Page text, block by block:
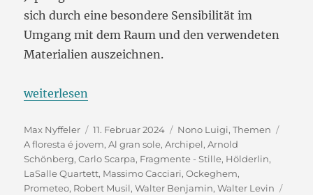
sich durch eine besondere Sensibilität im
Umgang mit dem Raum und den verwendeten
Materialien auszeichnen.
„Zum Spätwerk von Luigi Nono:
weiterlesen
Autor
Max Nyffeler
Veröffentlicht
am
11. Februar 2024 Kategorien
Nono Luigi,Themen
A floresta é jovem,Al gran sole,Archipel,Arnold
Schönberg,Carlo Scarpa, Fragmente - Stille, Hölderlin,
LaSalle Quartett, Massimo Cacciari,Ockeghem,
Prometeo, Robert Musil,Walter Benjamin,Walter Levin